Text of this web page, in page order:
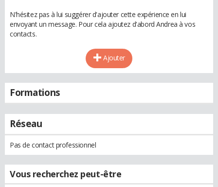
N'hésitez pas à lui suggérer d'ajouter cette expérience en lui
envoyant un message. Pour cela ajoutez d'abord Andrea à vos
contacts.
Ajouter
Formations
Réseau
Pas de contact professionnel
Vous recherchez peut-être